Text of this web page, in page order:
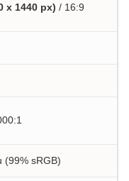
x 1440 px) / 16:9
(99% sRGB)